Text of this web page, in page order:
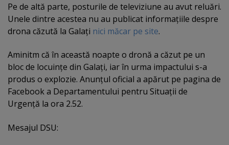
Pe de altă parte, posturile de televiziune au avut reluări.
Unele dintre acestea nu au publicat informaţiile despre
drona căzută la Galaţi nici măcar pe site.
Aminitm că în această noapte o dronă a căzut pe un
bloc de locuinţe din Galaţi, iar în urma impactului s-a
produs o explozie. Anunţul oficial a apărut pe pagina de
Facebook a Departamentului pentru Situaţii de
Urgenţă la ora 2.52.
Mesajul DSU: